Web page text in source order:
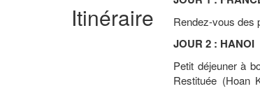
Itinéraire Rendez-vous des
JOUR 2 : HANOI
Petit déjeuner à
Restituée (Hoan